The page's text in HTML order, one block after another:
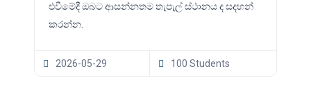
එවීමේදී ඔබට ආසන්නතම තැපැල් ස්ථානය ද සදහන්
කරන්න.
2026-05-29 100 Students